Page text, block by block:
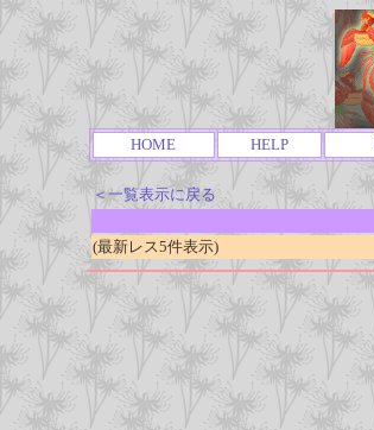
HOME HELP
＜一覧表示に戻る
(最新レス5件表示)